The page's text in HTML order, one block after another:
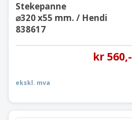
Stekepanne
⌀320 x55 mm. / Hendi
838617
kr 560,-
ekskl. mva